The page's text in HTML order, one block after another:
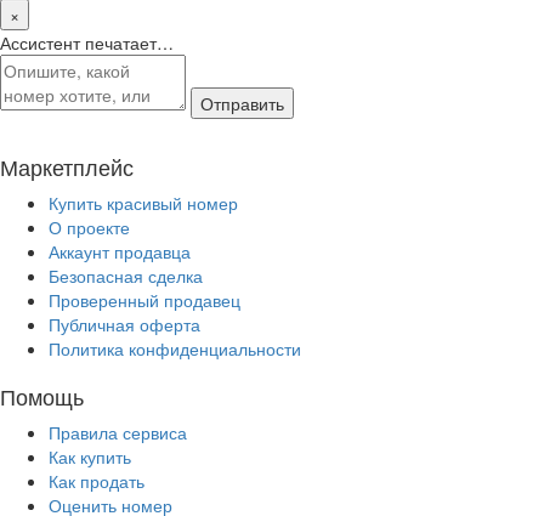
×
Ассистент печатает…
Отправить
Маркетплейс
Купить красивый номер
О проекте
Аккаунт продавца
Безопасная сделка
Проверенный продавец
Публичная оферта
Политика конфиденциальности
Помощь
Правила сервиса
Как купить
Как продать
Оценить номер